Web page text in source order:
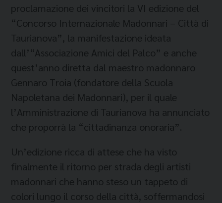
proclamazione dei vincitori la VI edizione del
“Concorso Internazionale Madonnari – Città di
Taurianova”, la manifestazione ideata
dall’“Associazione Amici del Palco” e anche
quest’anno diretta dal maestro madonnaro
Gennaro Troia (fondatore della Scuola
Napoletana dei Madonnari), per il quale
l’Amministrazione di Taurianova ha annunciato
che proporrà la “cittadinanza onoraria”.
Un’edizione ricca di attese che ha visto
finalmente il ritorno per strada degli artisti
madonnari che hanno steso un tappeto di
colori lungo il corso della città, soffermandosi